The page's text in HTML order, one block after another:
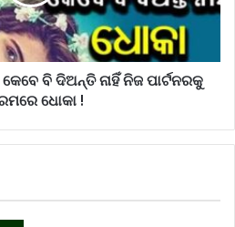
ବି ଦିଅନ୍ତି ନାହିଁ ନିଜ ପାର୍ଟନରକୁ
ଧୋକା !